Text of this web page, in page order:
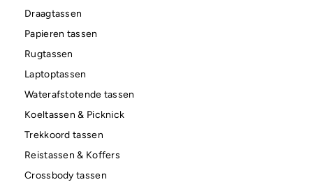
Draagtassen
Papieren tassen
Rugtassen
Laptoptassen
Waterafstotende tassen
Koeltassen & Picknick
Trekkoord tassen
Reistassen & Koffers
Crossbody tassen